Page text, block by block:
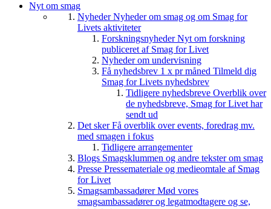
Nyt om smag
NyhederNyheder om smag og om Smag for
Livets aktiviteter
ForskningsnyhederNyt om forskning
publiceret af Smag for Livet
Nyheder om undervisning
Få nyhedsbrev 1 x pr måned Tilmeld dig
Smag for Livets nyhedsbrev
Tidligere nyhedsbreve Overblik over
de nyhedsbreve, Smag for Livet har
sendt ud
Det skerFå overblik over events, foredrag mv.
med smagen i fokus
Tidligere arrangementer
Blogs Smagsklummen og andre tekster om smag
Presse Pressemateriale og medieomtale af Smag
for Livet
SmagsambassadørerMød vores
smagsambassadører og legatmodtagere og se,